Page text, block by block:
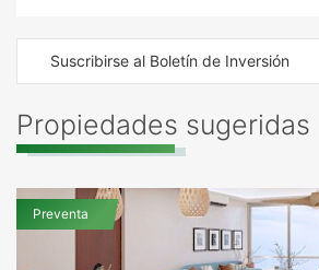
Suscribirse al Boletín de Inversión
Propiedades sugeridas
Preventa